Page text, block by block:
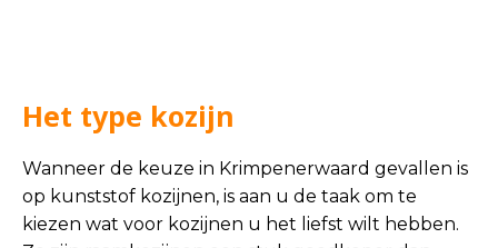
Het type kozijn
Wanneer de keuze in Krimpenerwaard gevallen is
op kunststof kozijnen, is aan u de taak om te
kiezen wat voor kozijnen u het liefst wilt hebben.